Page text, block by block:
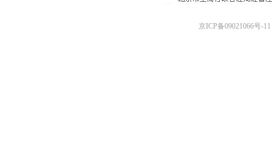
京ICP备09021066号-11